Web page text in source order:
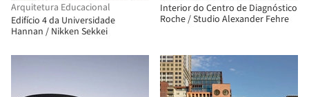
Arquitetura Educacional
Edifício 4 da Universidade
Hannan / Nikken Sekkei
Interior do Centro de Diagnóstico
Roche / Studio Alexander Fehre